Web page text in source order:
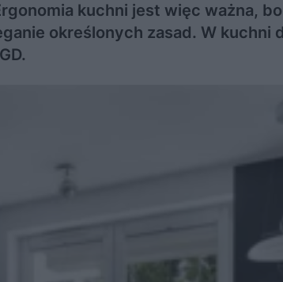
kuchni jest więc ważna,
określonych zasad. W kuchni